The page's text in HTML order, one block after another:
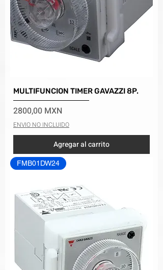
MULTIFUNCION TIMER GAVAZZI 8P.
Precio
2800,00 MXN
ENVIO NO INCLUIDO
Agregar al carrito
FMB01DW24